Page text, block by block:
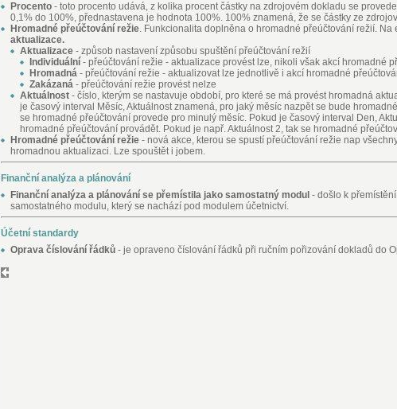
Procento - toto procento udává, z kolika procent částky na zdrojovém dokladu se
0,1% do 100%, přednastavena je hodnota 100%. 100% znamená, že se částky ze
Hromadné přeúčtování režie. Funkcionalita doplněna o hromadné přeúčtování režií.
aktualizace.
Aktualizace - způsob nastavení způsobu spuštění přeúčtování režií
Individuální - přeúčtování režie - aktualizace provést lze, nikoli však akcí hromadné
Hromadná - přeúčtování režie - aktualizovat lze jednotlivě i akcí hromadné
Zakázaná - přeúčtování režie provést nelze
Aktuálnost - číslo, kterým se nastavuje období, pro které se má provést hromadná
je časový interval Měsíc, Aktuálnost znamená, pro jaký měsíc nazpět se bude
se hromadné přeúčtování provede pro minulý měsíc. Pokud je časový interval Den,
hromadné přeúčtování provádět. Pokud je např. Aktuálnost 2, tak se hromadné
Hromadné přeúčtování režie - nová akce, kterou se spustí přeúčtování režie nap
hromadnou aktualizaci. Lze spouštět i jobem.
Finanční analýza a plánování
Finanční analýza a plánování se přemístila jako samostatný modul - došlo k
samostatného modulu, který se nachází pod modulem účetnictví.
Účetní standardy
Oprava číslování řádků - je opraveno číslování řádků při ručním pořizování dokladů do